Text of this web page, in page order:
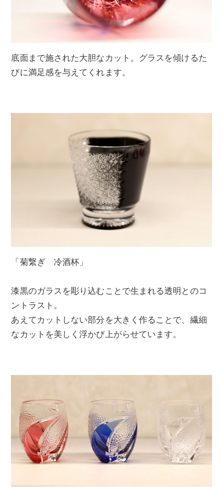
底面まで施された大胆なカット。グラスを傾けるた
びに満足感を与えてくれます。
「菊繋ぎ 冷酒杯」
漆黒のガラスを彫り込むことで生まれる透明とのコ
ントラスト。
あえてカットしない部分を大きく作ることで、繊細
なカットを美しく浮かび上がらせています。